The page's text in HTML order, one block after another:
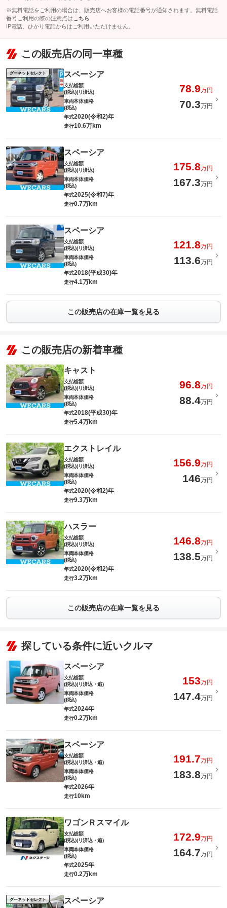
※無料電話をご利用の場合は、販売店へお客様の電話番号が通知されます。無料電話
番号ご利用の際の注意点は こちら
IP電話、ひかり電話からはご利用いただけません。
この販売店の同一車種
グーネットセレクト スペーシア
支払総額
(税込)(リ済込)
78.9万円
車両本体価格
(税込)
70.3万円
年式2020(令和2)年
走行10.6万km
スペーシア
支払総額
(税込)(リ済込)
175.8万円
車両本体価格
(税込)
167.3万円
年式2025(令和7)年
走行0.7万km
スペーシア
支払総額
(税込)(リ済込)
121.8万円
車両本体価格
(税込)
113.6万円
年式2018(平成30)年
走行4.1万km
この販売店の在庫一覧を見る
この販売店の新着車種
キャスト
支払総額
(税込)(リ済込)
96.8万円
車両本体価格
(税込)
88.4万円
年式2018(平成30)年
走行5.4万km
エクストレイル
支払総額
(税込)(リ済込)
156.9万円
車両本体価格
(税込)
146万円
年式2020(令和2)年
走行9.3万km
ハスラー
支払総額
(税込)(リ済込)
146.8万円
車両本体価格
(税込)
138.5万円
年式2020(令和2)年
走行3.2万km
この販売店の在庫一覧を見る
探している条件に近いクルマ
スペーシア
支払総額
(税込)(リ済込・追)
153万円
車両本体価格
(税込)
147.4万円
年式2024年
走行0.2万km
スペーシア
支払総額
(税込)(リ済込・追)
191.7万円
車両本体価格
(税込)
183.8万円
年式2026年
走行10km
ワゴンＲスマイル
支払総額
(税込)(リ済込・追)
172.9万円
車両本体価格
(税込)
164.7万円
年式2025年
走行0.2万km
グーネットセレクト スペーシア